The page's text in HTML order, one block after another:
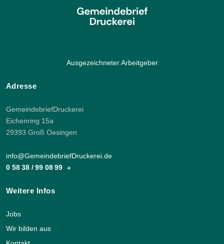
Ausgezeichneter Arbeitgeber
Adresse
GemeindebriefDruckerei
Eichenring 15a
29393 Groß Oesingen
info@GemeindebriefDruckerei.de
0 58 38 / 99 08 99
Weitere Infos
Jobs
Wir bilden aus